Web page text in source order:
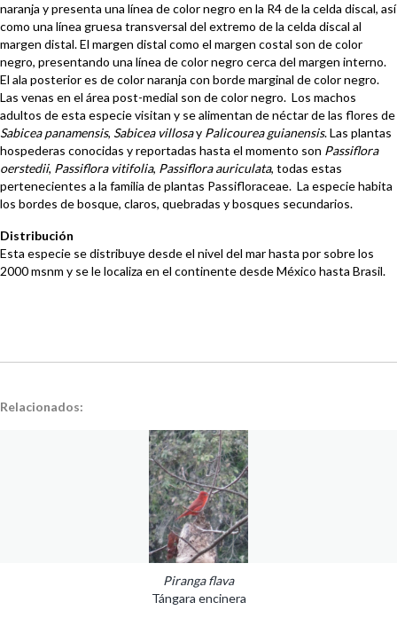
naranja y presenta una línea de color negro en la R4 de la celda discal, así
como una línea gruesa transversal del extremo de la celda discal al
margen distal. El margen distal como el margen costal son de color
negro, presentando una línea de color negro cerca del margen interno.
El ala posterior es de color naranja con borde marginal de color negro.
Las venas en el área post-medial son de color negro. Los machos
adultos de esta especie visitan y se alimentan de néctar de las flores de
Sabicea panamensis, Sabicea villosay Palicourea guianensis. Las plantas
hospederas conocidas y reportadas hasta el momento son Passiflora
oerstedii, Passiflora vitifolia, Passiflora auriculata, todas estas
pertenecientes a la familia de plantas Passifloraceae. La especie habita
los bordes de bosque, claros, quebradas y bosques secundarios.
Distribución
Esta especie se distribuye desde el nivel del mar hasta por sobre los
2000 msnm y se le localiza en el continente desde México hasta Brasil.
Relacionados:
Piranga flava
Tángara encinera